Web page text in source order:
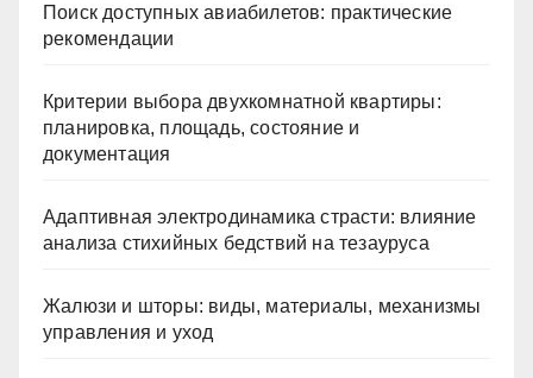
Поиск доступных авиабилетов: практические
рекомендации
Критерии выбора двухкомнатной квартиры:
планировка, площадь, состояние и
документация
Адаптивная электродинамика страсти: влияние
анализа стихийных бедствий на тезауруса
Жалюзи и шторы: виды, материалы, механизмы
управления и уход